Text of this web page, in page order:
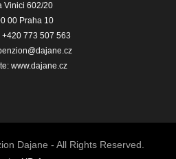
Vinici 602/20
00 Praha 10
+420 773 507 563
www.dajane.cz
Dajane - All Rights Reserved.